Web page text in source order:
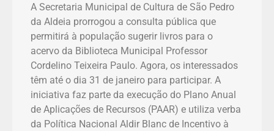
A Secretaria Municipal de Cultura de São Pedro
da Aldeia prorrogou a consulta pública que
permitirá à população sugerir livros para o
acervo da Biblioteca Municipal Professor
Cordelino Teixeira Paulo. Agora, os interessados
têm até o dia 31 de janeiro para participar. A
iniciativa faz parte da execução do Plano Anual
de Aplicações de Recursos (PAAR) e utiliza verba
da Política Nacional Aldir Blanc de Incentivo à